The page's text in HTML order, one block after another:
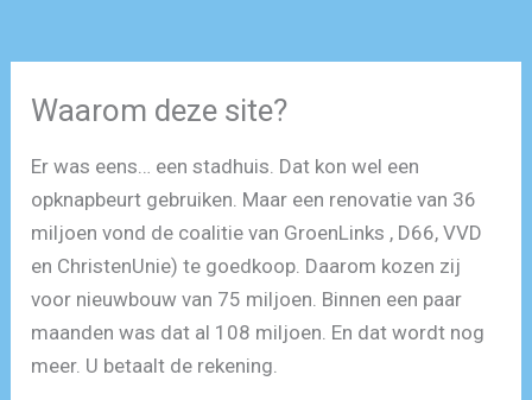
Waarom deze site?
Er was eens… een stadhuis. Dat kon wel een
opknapbeurt gebruiken. Maar een renovatie van 36
miljoen vond de coalitie van GroenLinks , D66, VVD
en ChristenUnie) te goedkoop. Daarom kozen zij
voor nieuwbouw van 75 miljoen. Binnen een paar
maanden was dat al 108 miljoen. En dat wordt nog
meer. U betaalt de rekening.